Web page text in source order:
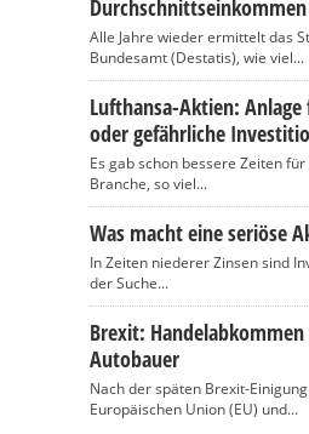
Alle Jahre wieder ermittelt das
Bundesamt (Destatis), wie viel...
Lufthansa-Aktien:
oder gefährliche
Es gab schon bessere Zeiten
Branche, so viel...
Was macht eine seriöse
In Zeiten niederer Zinsen sind
der Suche...
Brexit:
Autobauer
Nach der späten Brexit-
Europäischen Union (EU) und...